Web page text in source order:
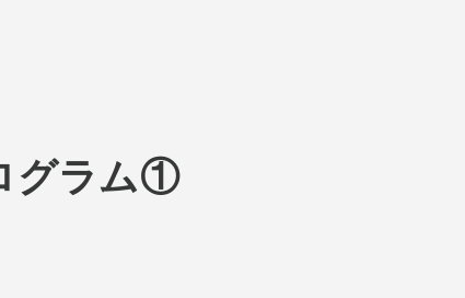
グラム①